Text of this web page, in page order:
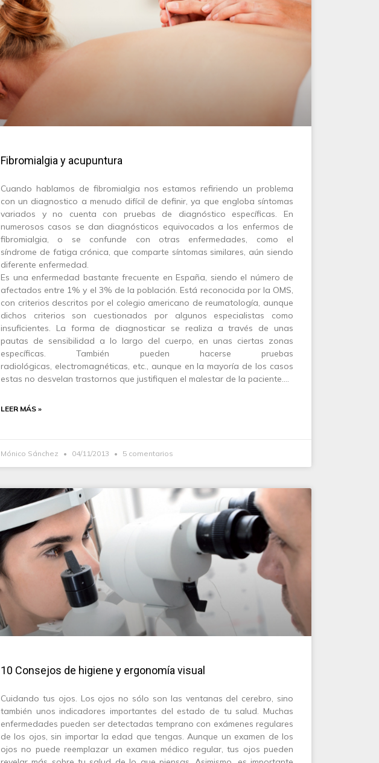
Fibromialgia y acupuntura
Cuando hablamos de fibromialgia nos estamos refiriendo un problema
con un diagnostico a menudo difícil de definir, ya que engloba síntomas
variados y no cuenta con pruebas de diagnóstico específicas. En
numerosos casos se dan diagnósticos equivocados a los enfermos de
fibromialgia, o se confunde con otras enfermedades, como el
síndrome de fatiga crónica, que comparte síntomas similares, aún siendo
diferente enfermedad.
Es una enfermedad bastante frecuente en España, siendo el número de
afectados entre 1% y el 3% de la población. Está reconocida por la OMS,
con criterios descritos por el colegio americano de reumatología, aunque
dichos criterios son cuestionados por algunos especialistas como
insuficientes. La forma de diagnosticar se realiza a través de unas
pautas de sensibilidad a lo largo del cuerpo, en unas ciertas zonas
específicas. También pueden hacerse pruebas
radiológicas, electromagnéticas, etc., aunque en la mayoría de los casos
estas no desvelan trastornos que justifiquen el malestar de la paciente.…
LEER MÁS »
Mónico Sánchez 04/11/2013 5 comentarios
10 Consejos de higiene y ergonomía visual
Cuidando tus ojos. Los ojos no sólo son las ventanas del cerebro, sino
también unos indicadores importantes del estado de tu salud. Muchas
enfermedades pueden ser detectadas temprano con exámenes regulares
de los ojos, sin importar la edad que tengas. Aunque un examen de los
ojos no puede reemplazar un examen médico regular, tus ojos pueden